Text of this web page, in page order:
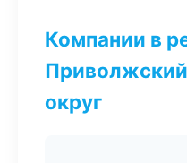
Компании в
округ